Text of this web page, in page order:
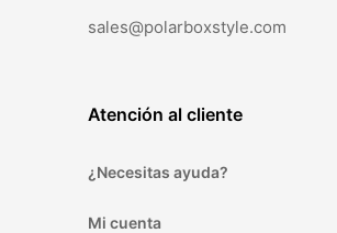
sales@polarboxstyle.com
Atención al cliente
¿Necesitas ayuda?
Mi cuenta